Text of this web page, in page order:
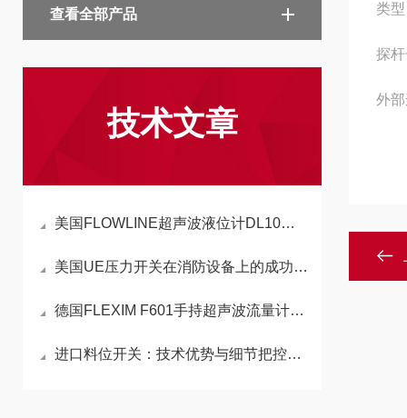
查看全部产品
技术文章
美国FLOWLINE超声波液位计DL10在风力发电设备制造上的应用
美国UE压力开关在消防设备上的成功应用
德国FLEXIM F601手持超声波流量计现货采购，北京康安森值得了解
进口料位开关：技术优势与细节把控的深度解析
类
探
外